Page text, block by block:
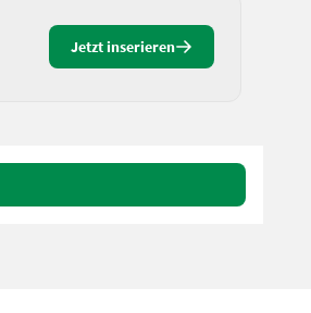
Jetzt inserieren